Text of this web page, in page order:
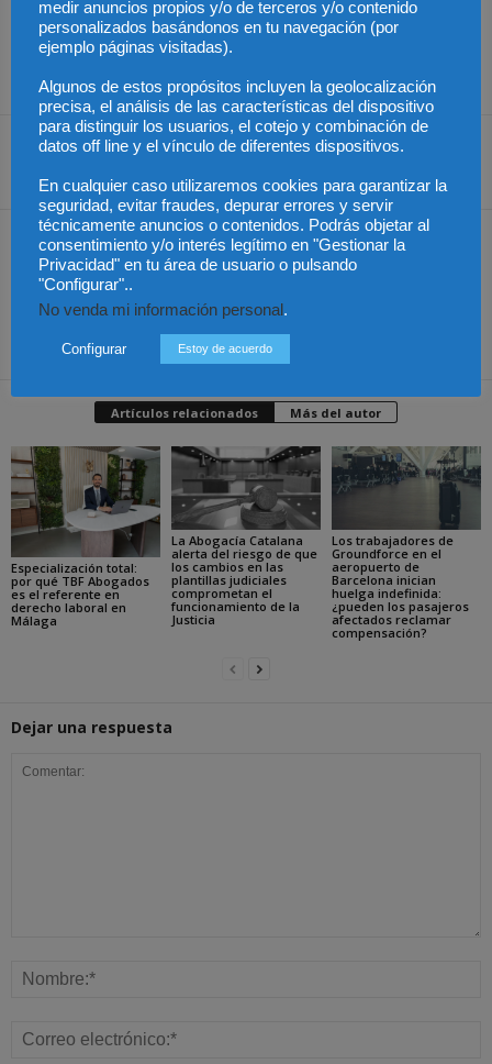
concluye el socio-director de navascusi.cm
Share
Artículo anterior
El ICAB celebra Sant
Raimon de Penyafort del
30 al 16 de febrero de
Artículo siguiente
Chile – Reducción de 80%
Artículos relacionados Más del autor
Especialización total:
por qué TBF Abogados
es el referente en
derecho laboral en
Málaga
La Abogacía Catalana
alerta del riesgo de que
los cambios en las
plantillas judiciales
comprometan el
funcionamiento de la
Justicia
Los trabajadores de
Groundforce en el
aeropuerto de
Barcelona inician
huelga indefinida:
¿pueden los pasajeros
afectados reclamar
compensación?
Dejar una respuesta
medir anuncios propios y/o de terceros y/o contenido
personalizados basándonos en tu navegación (por
ejemplo páginas visitadas).
Algunos de estos propósitos incluyen la geolocalización
precisa, el análisis de las características del dispositivo
para distinguir los usuarios, el cotejo y combinación de
datos off line y el vínculo de diferentes dispositivos.
En cualquier caso utilizaremos cookies para garantizar la
seguridad, evitar fraudes, depurar errores y servir
técnicamente anuncios o contenidos. Podrás objetar al
consentimiento y/o interés legítimo en "Gestionar la
Privacidad" en tu área de usuario o pulsando
"Configurar"..
No venda mi información personal.
Configurar Estoy de acuerdo